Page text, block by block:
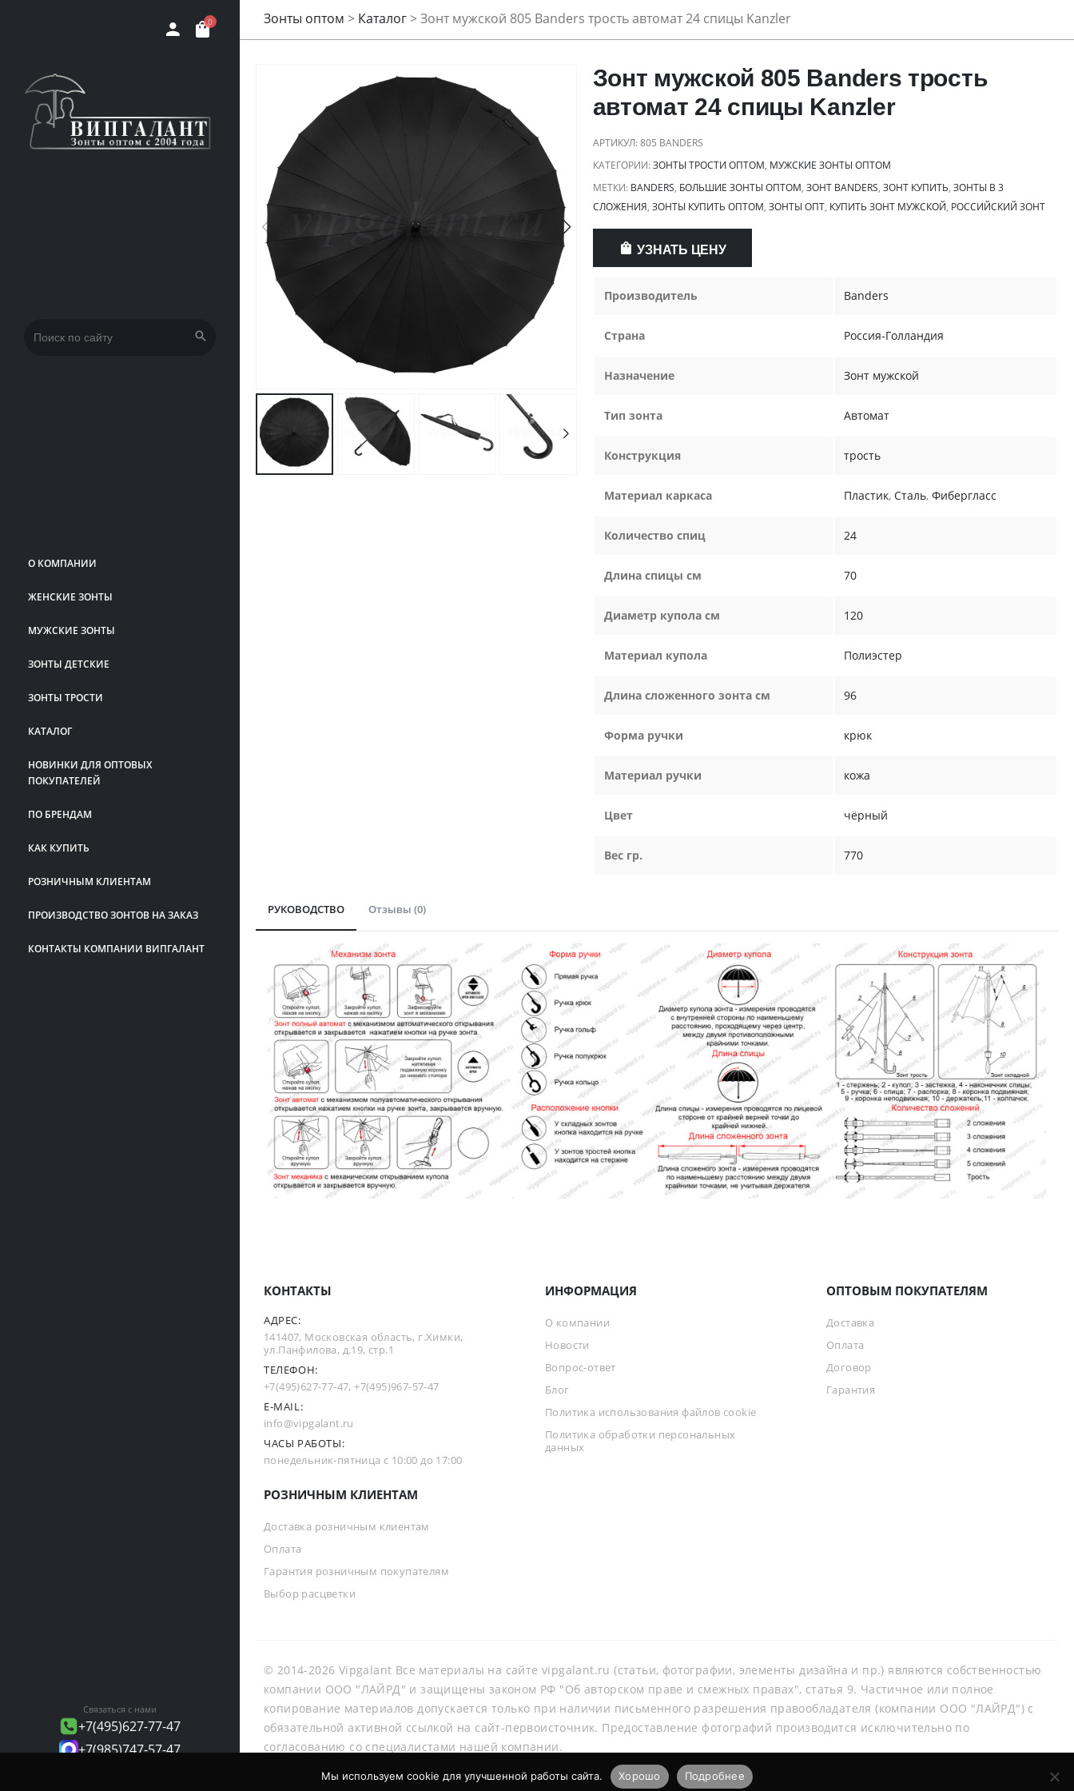
0
Искать:
О КОМПАНИИ
ЖЕНСКИЕ ЗОНТЫ
МУЖСКИЕ ЗОНТЫ
ЗОНТЫ ДЕТСКИЕ
ЗОНТЫ ТРОСТИ
КАТАЛОГ
НОВИНКИ ДЛЯ ОПТОВЫХ
ПОКУПАТЕЛЕЙ
ПО БРЕНДАМ
КАК КУПИТЬ
РОЗНИЧНЫМ КЛИЕНТАМ
ПРОИЗВОДСТВО ЗОНТОВ НА ЗАКАЗ
КОНТАКТЫ КОМПАНИИ ВИПГАЛАНТ
Связаться с нами
+7(495)627-77-47
+7(985)747-57-47
Зонты оптом > Каталог>Зонт мужской 805 Banders трость автомат 24 спицы Kanzler
Зонт мужской 805 Banders трость
автомат 24 спицы Kanzler
АРТИКУЛ:805 BANDERS
КАТЕГОРИИ:ЗОНТЫ ТРОСТИ ОПТОМ, МУЖСКИЕ ЗОНТЫ ОПТОМ
МЕТКИ: BANDERS, БОЛЬШИЕ ЗОНТЫ ОПТОМ, ЗОНТ BANDERS, ЗОНТ КУПИТЬ, ЗОНТЫ В 3
СЛОЖЕНИЯ, ЗОНТЫ КУПИТЬ ОПТОМ, ЗОНТЫ ОПТ, КУПИТЬ ЗОНТ МУЖСКОЙ, РОССИЙСКИЙ ЗОНТ
УЗНАТЬ ЦЕНУ
Производитель Banders
Страна Россия-Голландия
Назначение Зонт мужской
Тип зонта Автомат
Конструкция трость
Материал каркаса Пластик, Сталь, Фибергласс
Количество спиц 24
Длина спицы см 70
Диаметр купола см 120
Материал купола Полиэстер
Длина сложенного зонта см 96
Форма ручки крюк
Материал ручки кожа
Цвет чёрный
Вес гр. 770
РУКОВОДСТВО Отзывы (0)
КОНТАКТЫ
АДРЕС:
141407, Московская область, г.Химки,
ул.Панфилова, д.19, стр.1
ТЕЛЕФОН:
+7(495)627-77-47,+7(495)967-57-47
E-MAIL:
info@vipgalant.ru
ЧАСЫ РАБОТЫ:
понедельник-пятница с 10:00 до 17:00
ИНФОРМАЦИЯ
О компании
Новости
Вопрос-ответ
Блог
Политика использования файлов cookie
Политика обработки персональных
данных
ОПТОВЫМ ПОКУПАТЕЛЯМ
Доставка
Оплата
Договор
Гарантия
РОЗНИЧНЫМ КЛИЕНТАМ
Доставка розничным клиентам
Оплата
Гарантия розничным покупателям
Выбор расцветки
© 2014-2026 Vipgalant Все материалы на сайте vipgalant.ru (статьи, фотографии, элементы дизайна и пр.) являются собственностью
компании ООО "ЛАЙРД" и защищены законом РФ "Об авторском праве и смежных правах", статья 9. Частичное или полное
копирование материалов допускается только при наличии письменного разрешения правообладателя (компании ООО "ЛАЙРД") с
обязательной активной ссылкой на сайт-первоисточник. Предоставление фотографий производится исключительно по
согласованию со специалистами нашей компании.
Мы используем cookie для улучшенной работы сайта. Хорошо Подробнее